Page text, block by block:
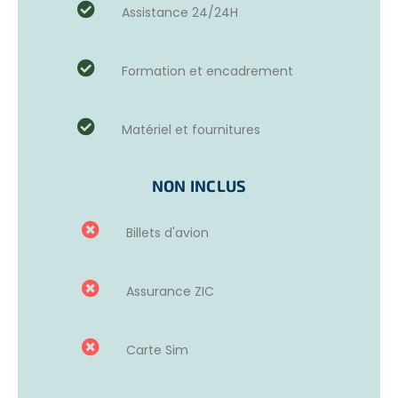
(8h-12h), les volontaires assistent les professeurs locaux à
cours en autonomie.
prendre du matériel scolaire avec vous : crayons, livres en
cette ONG dans l’enseignement humanitaire.
les besoins sont divers et variés – les professeurs font
FONDATION WAKE UP
Assistance 24/24H
Formation et encadrement
Matériel et fournitures
NON INCLUS
Billets d'avion
Assurance ZIC
Carte Sim